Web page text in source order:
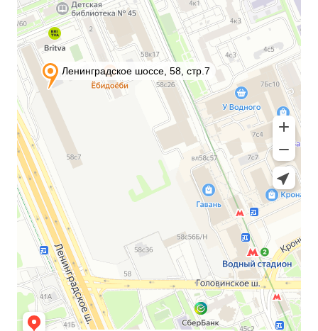
Центральный офис, оптовый отдел
и